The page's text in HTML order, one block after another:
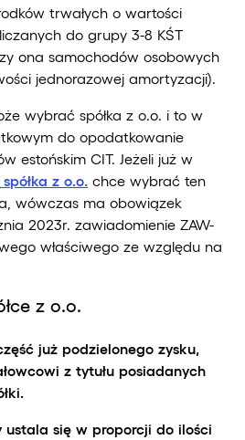
trwałych o wartości
do grupy 3-8 KŚT
ona samochodów osobowych
jednorazowej amortyzacji).
wybrać spółka z o.o. i to w
do opodatkowanie
estońskim CIT. Jeżeli już w
spółka z o.o. chce wybrać ten
wówczas ma obowiązek
2023r. zawiadomienie ZAW-
właściwego ze względu na
z o.o.
już podzielonego zysku,
z tytułu posiadanych
ustala się w proporcji do ilości